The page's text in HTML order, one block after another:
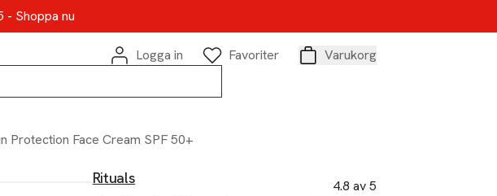
- Shoppa nu
Logga in
Favoriter
Varukorg
Protection Face Cream SPF 50+
Rituals
4.8 av 5